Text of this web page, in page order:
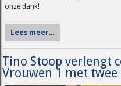
onze dank!
Lees meer...
Tino Stoop verlengt
Vrouwen 1 met twee